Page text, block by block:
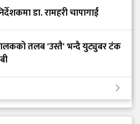
डा. रामहरी चापागाईं
तलब 'उस्तै' भन्दै युट्युबर टंक